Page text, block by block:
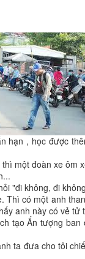
hạn , học được
một đoàn xe ôm
"đi không, đi
Thì có một anh
anh này có vẻ tử
tạo Ấn tượng
ta đưa cho tôi